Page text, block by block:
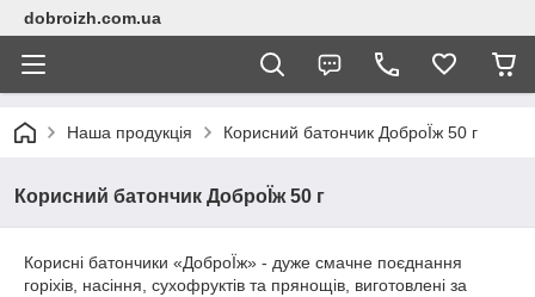
dobroizh.com.ua
Наша продукція Корисний батончик ДоброЇж 50 г
Корисний батончик ДоброЇж 50 г
Корисні батончики «ДоброЇж» - дуже смачне поєднання
горіхів, насіння, сухофруктів та прянощів, виготовлені за